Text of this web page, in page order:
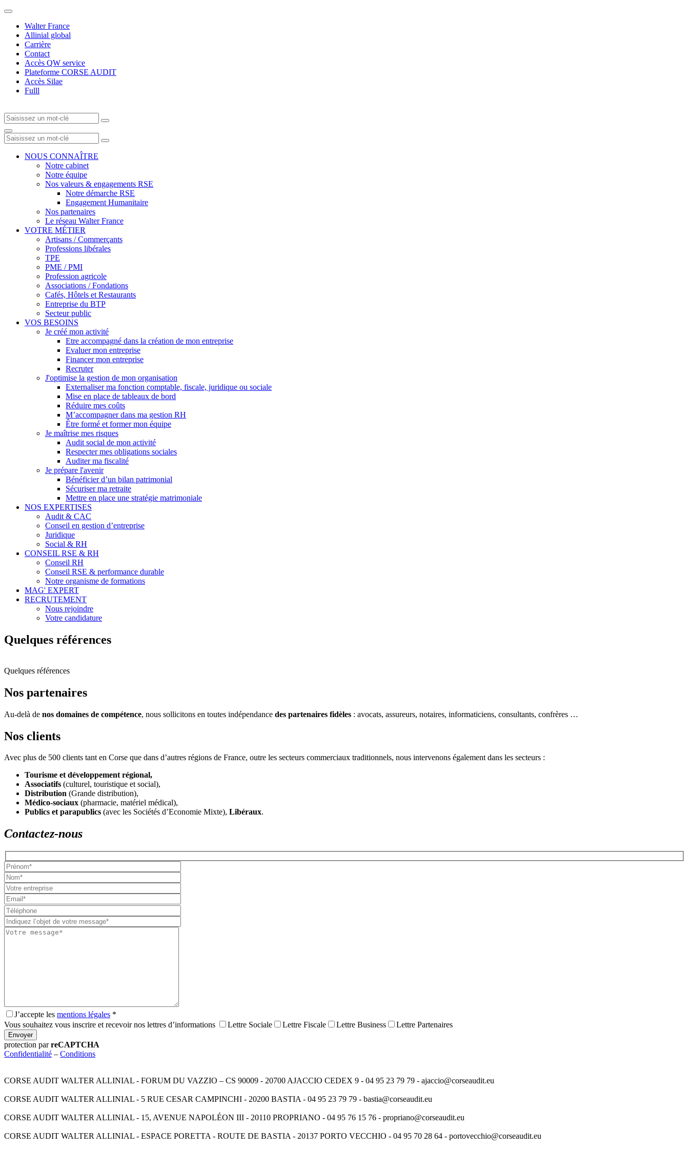
Walter France
Allinial global
Carrière
Contact
Accès QW service
Plateforme CORSE AUDIT
Accès Silae
Fulll
NOUS CONNAÎTRE
Notre cabinet
Notre équipe
Nos valeurs & engagements RSE
Notre démarche RSE
Engagement Humanitaire
Nos partenaires
Le réseau Walter France
VOTRE MÉTIER
Artisans / Commerçants
Professions libérales
TPE
PME / PMI
Profession agricole
Associations / Fondations
Cafés, Hôtels et Restaurants
Entreprise du BTP
Secteur public
VOS BESOINS
Je créé mon activité
Etre accompagné dans la création de mon entreprise
Evaluer mon entreprise
Financer mon entreprise
Recruter
J'optimise la gestion de mon organisation
Externaliser ma fonction comptable, fiscale, juridique ou sociale
Mise en place de tableaux de bord
Réduire mes coûts
M’accompagner dans ma gestion RH
Être formé et former mon équipe
Je maîtrise mes risques
Audit social de mon activité
Respecter mes obligations sociales
Auditer ma fiscalité
Je prépare l'avenir
Bénéficier d’un bilan patrimonial
Sécuriser ma retraite
Mettre en place une stratégie matrimoniale
NOS EXPERTISES
Audit & CAC
Conseil en gestion d’entreprise
Juridique
Social & RH
CONSEIL RSE & RH
Conseil RH
Conseil RSE & performance durable
Notre organisme de formations
MAG' EXPERT
RECRUTEMENT
Nous rejoindre
Votre candidature
Quelques références
Quelques références
Nos partenaires
Au-delà de nos domaines de compétence, nous sollicitons en toutes indépendance des partenaires fidèles : avocats, assureurs, notaires, informaticiens, consultants, confrères …
Nos clients
Avec plus de 500 clients tant en Corse que dans d’autres régions de France, outre les secteurs commerciaux traditionnels, nous intervenons également dans les secteurs :
Tourisme et développement régional,
Associatifs (culturel, touristique et social),
Distribution (Grande distribution),
Médico-sociaux (pharmacie, matériel médical),
Publics et parapublics (avec les Sociétés d’Economie Mixte), Libéraux.
Contactez-nous
Please
leave
this
field
J’accepte les mentions légales *
Vous souhaitez vous inscrire et recevoir nos lettres d’informations
Lettre Sociale Lettre Fiscale Lettre Business Lettre Partenaires
Envoyer
protection parreCAPTCHA
Confidentialité – Conditions
CORSE AUDIT WALTER ALLINIAL - FORUM DU VAZZIO – CS 90009 - 20700 AJACCIO CEDEX 9 - 04 95 23 79 79 - ajaccio@corseaudit.eu
CORSE AUDIT WALTER ALLINIAL - 5 RUE CESAR CAMPINCHI - 20200 BASTIA - 04 95 23 79 79 - bastia@corseaudit.eu
CORSE AUDIT WALTER ALLINIAL - 15, AVENUE NAPOLÉON III - 20110 PROPRIANO - 04 95 76 15 76 - propriano@corseaudit.eu
CORSE AUDIT WALTER ALLINIAL - ESPACE PORETTA - ROUTE DE BASTIA - 20137 PORTO VECCHIO - 04 95 70 28 64 - portovecchio@corseaudit.eu